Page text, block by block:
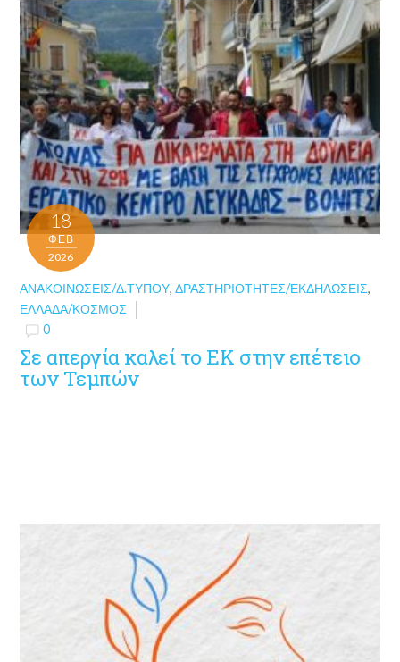
18
ΦΕΒ
2026
ΑΝΑΚΟΙΝΏΣΕΙΣ/Δ.ΤΎΠΟΥ,ΔΡΑΣΤΗΡΙΌΤΗΤΕΣ/ΕΚΔΗΛΏΣΕΙΣ,
ΕΛΛΆΔΑ/ΚΌΣΜΟΣ
0
Σε απεργία καλεί το ΕΚ στην επέτειο
των Τεμπών